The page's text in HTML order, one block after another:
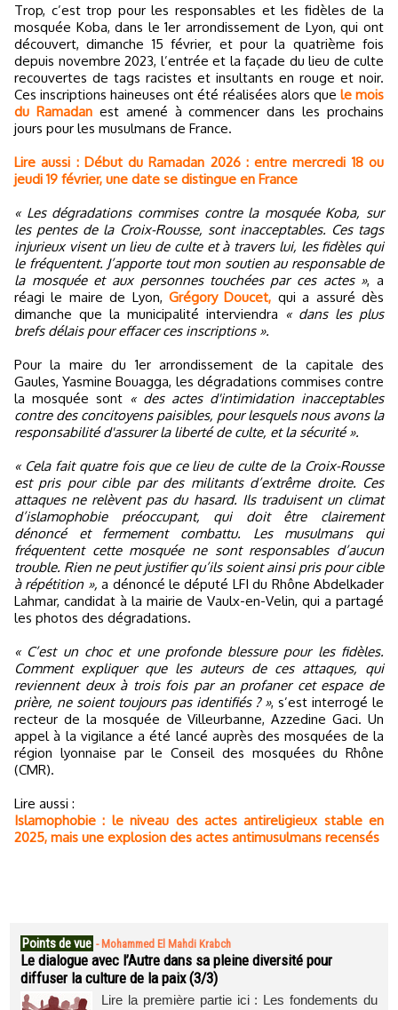
Trop, c’est trop pour les responsables et les fidèles de la
mosquée Koba, dans le 1er arrondissement de Lyon, qui ont
découvert, dimanche 15 février, et pour la quatrième fois
depuis novembre 2023, l’entrée et la façade du lieu de culte
recouvertes de tags racistes et insultants en rouge et noir.
Ces inscriptions haineuses ont été réalisées alors que le mois
du Ramadanest amené à commencer dans les prochains
jours pour les musulmans de France.
Lire aussi : Début du Ramadan 2026 : entre mercredi 18 ou
jeudi 19 février, une date se distingue en France
« Les dégradations commises contre la mosquée Koba, sur
les pentes de la Croix-Rousse, sont inacceptables. Ces tags
injurieux visent un lieu de culte et à travers lui, les fidèles qui
le fréquentent. J’apporte tout mon soutien au responsable de
la mosquée et aux personnes touchées par ces actes », a
réagi le maire de Lyon, Grégory Doucet, qui a assuré dès
dimanche que la municipalité interviendra « dans les plus
brefs délais pour effacer ces inscriptions ».
Pour la maire du 1er arrondissement de la capitale des
Gaules, Yasmine Bouagga, les dégradations commises contre
la mosquée sont « des actes d'intimidation inacceptables
contre des concitoyens paisibles, pour lesquels nous avons la
responsabilité d'assurer la liberté de culte, et la sécurité ».
« Cela fait quatre fois que ce lieu de culte de la Croix-Rousse
est pris pour cible par des militants d’extrême droite. Ces
attaques ne relèvent pas du hasard. Ils traduisent un climat
d’islamophobie préoccupant, qui doit être clairement
dénoncé et fermement combattu. Les musulmans qui
fréquentent cette mosquée ne sont responsables d’aucun
trouble. Rien ne peut justifier qu’ils soient ainsi pris pour cible
à répétition », a dénoncé le député LFI du Rhône Abdelkader
Lahmar, candidat à la mairie de Vaulx-en-Velin, qui a partagé
les photos des dégradations.
« C’est un choc et une profonde blessure pour les fidèles.
Comment expliquer que les auteurs de ces attaques, qui
reviennent deux à trois fois par an profaner cet espace de
prière, ne soient toujours pas identifiés ? », s’est interrogé le
recteur de la mosquée de Villeurbanne, Azzedine Gaci. Un
appel à la vigilance a été lancé auprès des mosquées de la
région lyonnaise par le Conseil des mosquées du Rhône
(CMR).
Lire aussi :
Islamophobie : le niveau des actes antireligieux stable en
2025, mais une explosion des actes antimusulmans recensés
Points de vue - Mohammed El Mahdi Krabch
Le dialogue avec l’Autre dans sa pleine diversité pour
diffuser la culture de la paix (3/3)
Lire la première partie ici : Les fondements du